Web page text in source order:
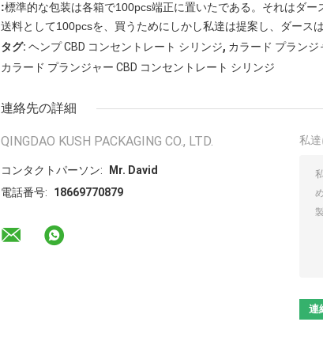
:標準的な包装は各箱で100pcs端正に置いたである。それはダ
送料として100pcsを、買うためにしかし私達は提案し、ダース
タグ: ヘンプ CBD コンセントレート シリンジ, カラード プランジ
カラード プランジャー CBD コンセントレート シリンジ
連絡先の詳細
QINGDAO KUSH PACKAGING CO., LTD.
コンタクトパーソン:
Mr. David
電話番号:
18669770879
私